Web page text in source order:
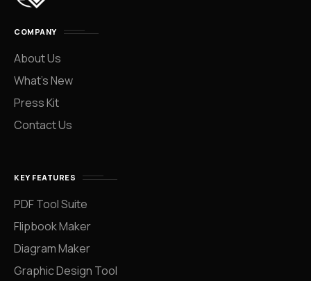
COMPANY
About Us
What’s New
Press Kit
Contact Us
KEY FEATURES
PDF Tool Suite
Flipbook Maker
Diagram Maker
Graphic Design Tool